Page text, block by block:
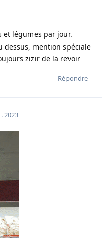
et légumes par jour.
dessus, mention spéciale
zizir de la revoir
Répondre
2023